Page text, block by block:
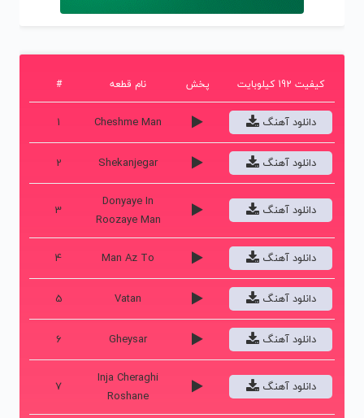
# نام قطعه پخش کیفیت 192 کیلوبایت
1 Cheshme Man دانلود آهنگ
2 Shekanjegar دانلود آهنگ
3
Donyaye In
Roozaye Man
دانلود آهنگ
4 Man Az To دانلود آهنگ
5 Vatan دانلود آهنگ
6 Gheysar دانلود آهنگ
7
Inja Cheraghi
Roshane
دانلود آهنگ